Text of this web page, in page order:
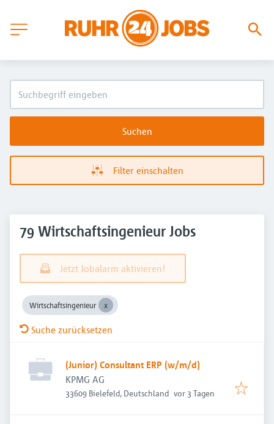
Suchen
Filter einschalten
79 Wirtschaftsingenieur Jobs
Jetzt Jobalarm aktivieren!
Wirtschaftsingenieur
Suche zurücksetzen
(Junior) Consultant ERP (w/m/d)
KPMG AG
33609 Bielefeld, Deutschland Veröffentlicht
vor 3 Tagen